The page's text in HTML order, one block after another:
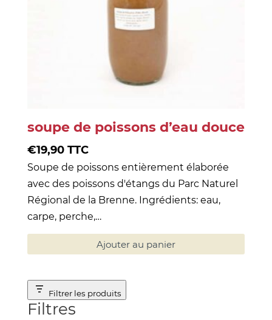
soupe de poissons d’eau douce
€19,90 TTC
Soupe de poissons entièrement élaborée
avec des poissons d'étangs du Parc Naturel
Régional de la Brenne. Ingrédients: eau,
carpe, perche,…
Ajouter au panier
Filtrer les produits
Filtres